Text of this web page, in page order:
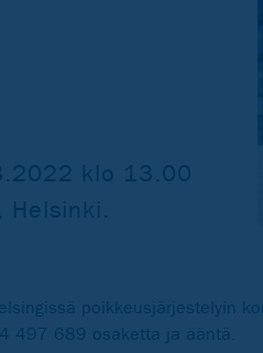
klo 13.00
Helsinki.
poikkeusjärjestelyin
497 689 osaketta ja ääntä.